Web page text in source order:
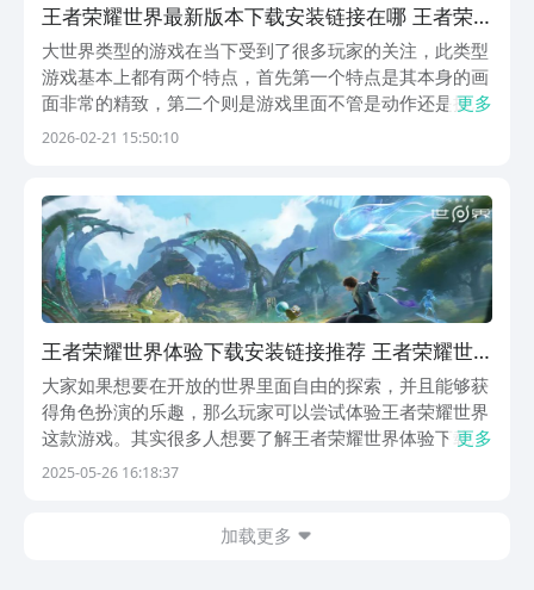
王者荣耀世界最新版本下载安装链接在哪 王者荣
耀世界下载入口盘点
大世界类型的游戏在当下受到了很多玩家的关注，此类型
游戏基本上都有两个特点，首先第一个特点是其本身的画
面非常的精致，第二个则是游戏里面不管是动作还是探索
要素都非常多。王者荣耀世界最新版下载地址在哪？作为
更多
2026-02-21 15:50:10
王者荣耀世界体验下载安装链接推荐 王者荣耀世
界最新体验版本在哪里下载
大家如果想要在开放的世界里面自由的探索，并且能够获
得角色扮演的乐趣，那么玩家可以尝试体验王者荣耀世界
这款游戏。其实很多人想要了解王者荣耀世界体验下载地
址方面的内容，毕竟他们在选择体验游戏的时候，需要知
更多
2025-05-26 16:18:37
加载更多